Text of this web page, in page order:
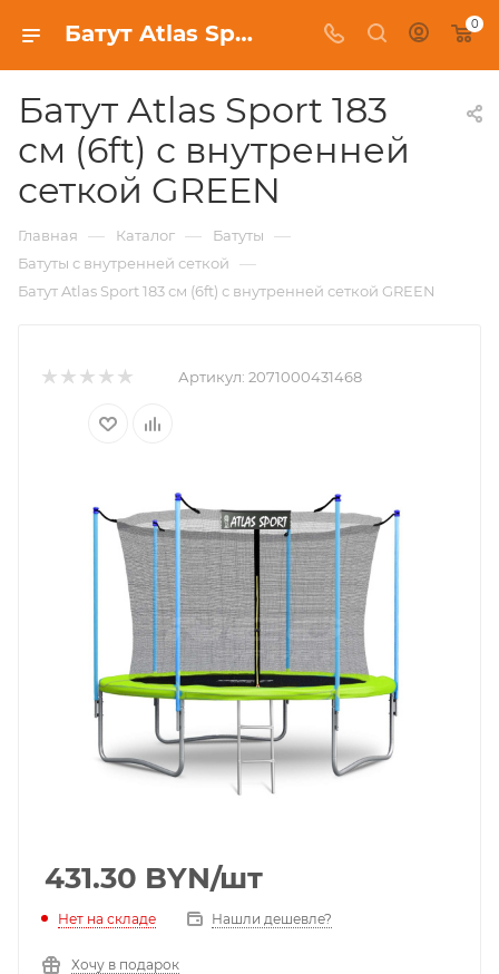
Батут Atlas Sport 183 см (6ft) с внутренней сеткой GREEN купить в Минске | 1MAG.BY 0
Батут Atlas Sport 183
см (6ft) с внутренней
сеткой GREEN
Главная — Каталог — Батуты —
Батуты с внутренней сеткой —
Батут Atlas Sport 183 см (6ft) с внутренней сеткой GREEN
Артикул: 2071000431468
431.30 BYN/шт
Нет на складе Нашли дешевле?
Хочу в подарок